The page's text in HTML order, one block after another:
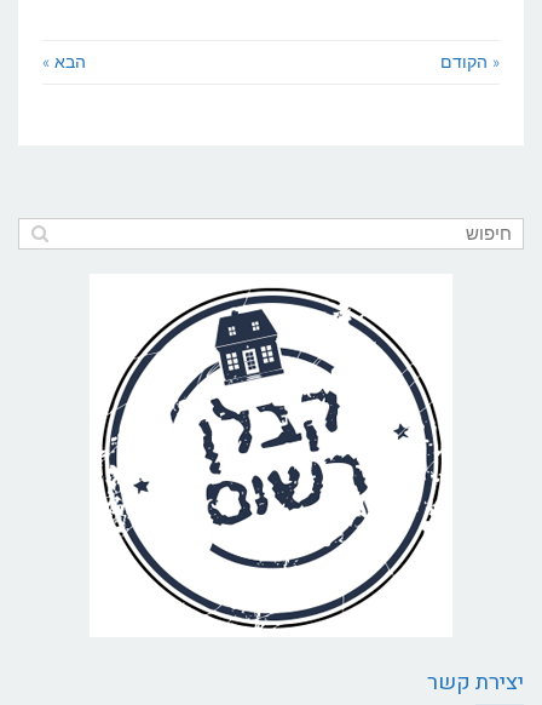
« הקודם הבא »
יצירת קשר